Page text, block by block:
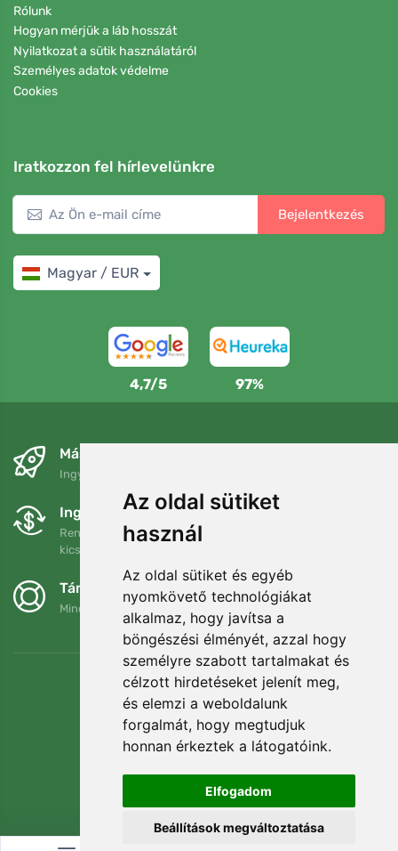
Az oldal sütiket
használ
Az oldal sütiket és egyéb
nyomkövető technológiákat
alkalmaz, hogy javítsa a
böngészési élményét, azzal hogy
személyre szabott tartalmakat és
célzott hirdetéseket jelenít meg,
és elemzi a weboldalunk
forgalmát, hogy megtudjuk
honnan érkeztek a látogatóink.
Elfogadom
Beállítások megváltoztatása
Rólunk
Hogyan mérjük a láb hosszát
Nyilatkozat a sütik használatáról
Személyes adatok védelme
Cookies
Iratkozzon fel hírlevelünkre
Bejelentkezés
Magyar / EUR
4,7/5 97%
Másnapra és ingyenesen
Ingyenes szállítás a következő összeg felett: 80 EUR
Ingyenes csere és visszaküldés
Rendelését 90 napon belül bármikor visszaküldheti vagy
kicserélheti.
Támogatjuk a Trees.org-ot
Minden megrendelésért ültetünk egy fát! Bővebben